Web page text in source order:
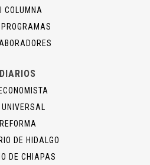
COLUMNA
DIARIOS
UNIVERSAL
REFORMA
DE HIDALGO
DE CHIAPAS